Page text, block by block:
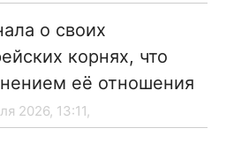
о своих
корнях, что
её отношения
2026, 13:11,